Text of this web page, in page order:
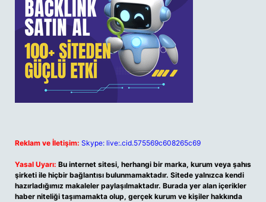
Reklam ve İletişim: Skype: live:.cid.575569c608265c69
Yasal Uyarı: Bu internet sitesi, herhangi bir marka, kurum veya şahıs
şirketi ile hiçbir bağlantısı bulunmamaktadır. Sitede yalnızca kendi
hazırladığımız makaleler paylaşılmaktadır. Burada yer alan içerikler
haber niteliği taşımamakta olup, gerçek kurum ve kişiler hakkında